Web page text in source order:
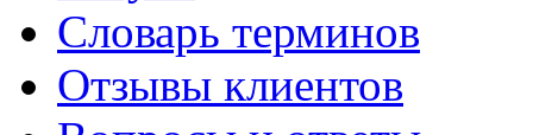
Словарь терминов
Отзывы клиентов